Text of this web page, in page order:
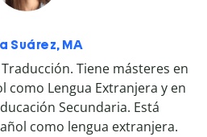
Suárez, MA
Tiene másteres en
como Lengua Extranjera y en
Secundaria. Está
como lengua extranjera.